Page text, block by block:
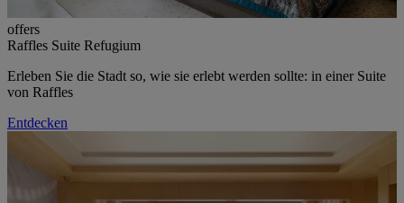
offers
Raffles Suite Refugium
Erleben Sie die Stadt so, wie sie erlebt werden sollte: in einer Suite
von Raffles
Entdecken